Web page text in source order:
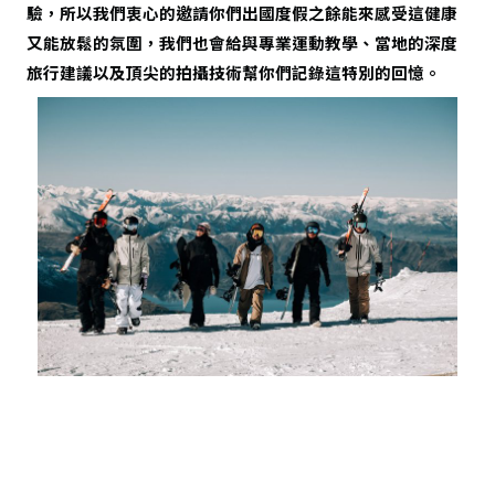
驗，所以我們衷心的邀請你們出國度假之餘能來感受這健康
又能放鬆的氛圍，我們也會給與專業運動教學、當地的深度
旅行建議以及頂尖的拍攝技術幫你們記錄這特別的回憶。